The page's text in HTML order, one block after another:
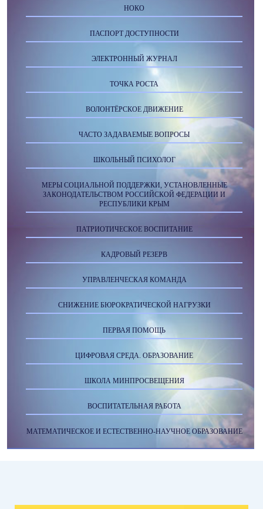
НОКО
ПАСПОРТ ДОСТУПНОСТИ
ЭЛЕКТРОННЫЙ ЖУРНАЛ
ТОЧКА РОСТА
ВОЛОНТЁРСКОЕ ДВИЖЕНИЕ
ЧАСТО ЗАДАВАЕМЫЕ ВОПРОСЫ
ШКОЛЬНЫЙ ПСИХОЛОГ
МЕРЫ СОЦИАЛЬНОЙ ПОДДЕРЖКИ, УСТАНОВЛЕННЫЕ
ЗАКОНОДАТЕЛЬСТВОМ РОССИЙСКОЙ ФЕДЕРАЦИИ И
РЕСПУБЛИКИ КРЫМ
ПАТРИОТИЧЕСКОЕ ВОСПИТАНИЕ
КАДРОВЫЙ РЕЗЕРВ
УПРАВЛЕНЧЕСКАЯ КОМАНДА
СНИЖЕНИЕ БЮРОКРАТИЧЕСКОЙ НАГРУЗКИ
ПЕРВАЯ ПОМОЩЬ
ЦИФРОВАЯ СРЕДА. ОБРАЗОВАНИЕ
ШКОЛА МИНПРОСВЕЩЕНИЯ
ВОСПИТАТЕЛЬНАЯ РАБОТА
МАТЕМАТИЧЕСКОЕ И ЕСТЕСТВЕННО-НАУЧНОЕ ОБРАЗОВАНИЕ